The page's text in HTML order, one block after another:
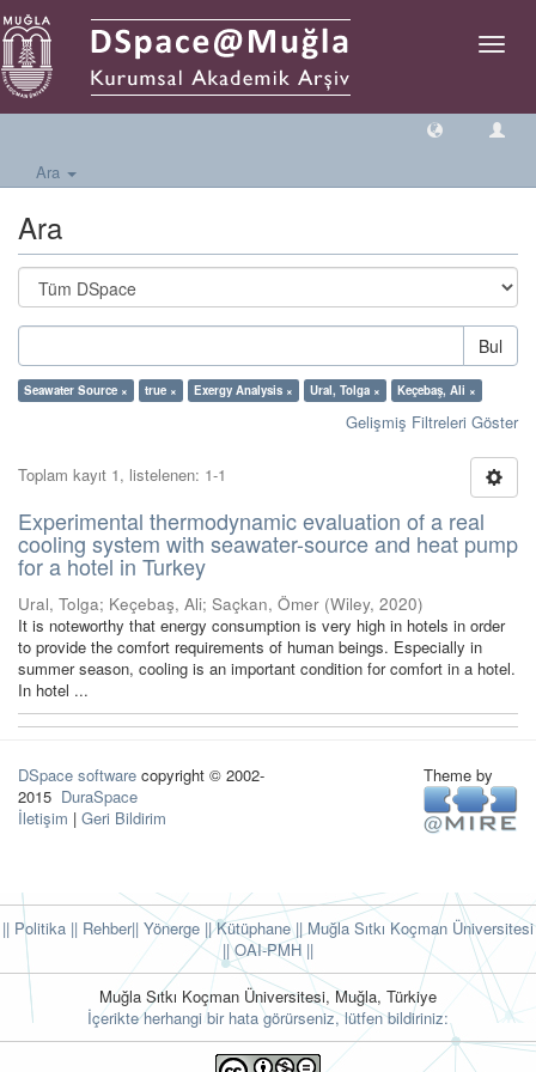
Geçiş
Ara
Ara
Bul
Seawater Source × true × Exergy Analysis × Ural, Tolga × Keçebaş, Ali ×
Gelişmiş Filtreleri Göster
Toplam kayıt 1, listelenen: 1-1
Experimental thermodynamic evaluation of a real
cooling system with seawater-source and heat pump
for a hotel in Turkey
Ural, Tolga; Keçebaş, Ali; Saçkan, Ömer (Wiley, 2020)
It is noteworthy that energy consumption is very high in hotels in order
to provide the comfort requirements of human beings. Especially in
summer season, cooling is an important condition for comfort in a hotel.
In hotel ...
DSpace software copyright © 2002-
2015 DuraSpace
İletişim | Geri Bildirim
Theme by
|| Politika || Rehber|| Yönerge || Kütüphane|| Muğla Sıtkı Koçman Üniversitesi
||OAI-PMH ||
Muğla Sıtkı Koçman Üniversitesi, Muğla, Türkiye
İçerikte herhangi bir hata görürseniz, lütfen bildiriniz: